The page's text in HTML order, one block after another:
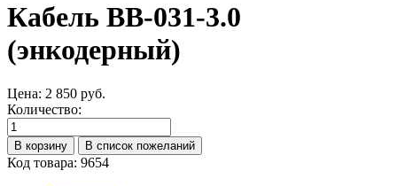
Кабель BB-031-3.0
(энкодерный)
Цена: 2 850 руб.
Количество:
Код товара: 9654